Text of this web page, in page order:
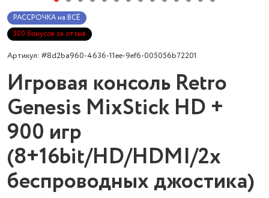
РАССРОЧКА на ВСЁ
300 бонусов за отзыв
Артикул: #8d2ba960-4636-11ee-9ef6-005056b72201
Игровая консоль Retro
Genesis MixStick HD +
900 игр
(8+16bit/HD/HDMI/2х
беспроводных джостика)